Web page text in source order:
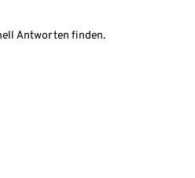
Antworten finden.